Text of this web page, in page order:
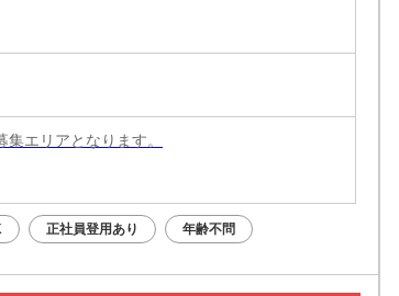
エリアとなります。
正社員登用あり 年齢不問